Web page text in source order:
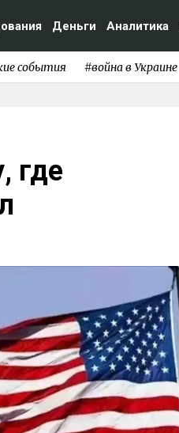
Деньги Аналитика
события #война в Украине
где